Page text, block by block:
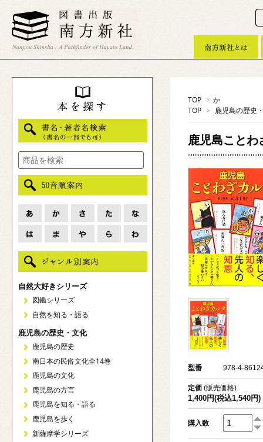
TOP > か
TOP > 鹿児島の歴史
鹿児島ことわ
型番 978-4-
定価 (販売価格)
1,400円(税込1,540円)
購入数
自然大好きシリーズ
図鑑シリーズ
自然を知る・語る
鹿児島の歴史・文化
鹿児島の歴史
南日本の民俗文化全14巻
鹿児島の文化
鹿児島の方言
鹿児島を知る・語る
鹿児島を歩く
新薩摩学シリーズ